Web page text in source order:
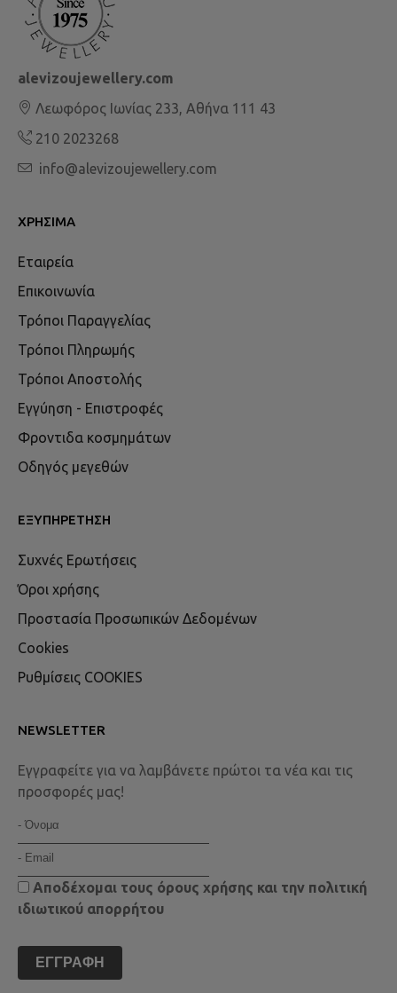
alevizoujewellery.com
Λεωφόρος Ιωνίας 233, Αθήνα 111 43
210 2023268
info@alevizoujewellery.com
ΧΡΉΣΙΜΑ
Εταιρεία
Επικοινωνία
Τρόποι Παραγγελίας
Τρόποι Πληρωμής
Τρόποι Αποστολής
Εγγύηση - Επιστροφές
Φροντιδα κοσμημάτων
Οδηγός μεγεθών
ΕΞΥΠΗΡΈΤΗΣΗ
Συχνές Ερωτήσεις
Όροι χρήσης
Προστασία Προσωπικών Δεδομένων
Cookies
Ρυθμίσεις COOKIES
NEWSLETTER
Εγγραφείτε για να λαμβάνετε πρώτοι τα νέα και τις
προσφορές μας!
Αποδέχομαι τους όρους χρήσης και την πολιτική
ιδιωτικού απορρήτου
ΕΓΓΡΑΦΉ